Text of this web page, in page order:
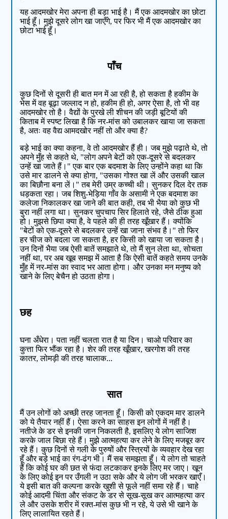
यह आदमखोर मेरा अपना ही बड़ा भाई है। मैं एक आदमखोर का छोटा
भाई हूँ। मुझे दूसरे लोग खा जाएँगे, पर फिर भी मैं एक आदमखोर का
छोटा भाई हूँ।
पाँच
कुछ दिनों से दूसरी ही बात मन में आ रही है, हो सकता है हकीम के
भेस में वह बूढ़ा जल्लाद न हो, हकीम ही हो, अगर ऐसा है, तो भी वह
आदमखोर तो है। वैद्यों के पुरखे ली शीचन की जड़ी बूटियों की
किताब में स्पष्ट लिखा है कि नर-मांस को उबालकर खाया जा सकता
है, अतः वह वैद्य आमदखोर नहीं तो और क्या है?
बड़े भाई का क्या कहना, वे तो आदमखोर हैं ही। जब मुझे पढ़ाते थे, तो
अपने मुँह से कहते थे, "लोग अपने बेटों को एक-दूसरे से बदलकर
उन्हें खा जाते हैं।" एक बार एक बदमाश के लिए उन्होंने कहा था कि
उसे मार डालने से क्या होगा, "उसका गोश्त खा लें और उसकी खाल
का बिछौना बना लें।" तब मेरी उम्र कच्ची थी। सुनकर दिल देर तक
धड़कता रहा। जब शिशु-भेड़िया गाँव के असामी ने एक बदमाश का
कलेजा निकालकर खा जाने की बात कही, तब भी भैया को कुछ भी
बुरा नहीं लगा था। सुनकर चुपचाप सिर हिलाते रहे, जैसे ठीक हुआ
हो। मुझसे छिपा क्या है, वे पहले की ही तरह खूँखार हैं। क्योंकि
"बेटों को एक-दूसरे से बदलकर उन्हें खा जाना संभव है।" तो फिर
हर चीज को बदला जा सकता है, हर किसी को खाया जा सकता है।
उन दिनों भैया जब ऐसी बातें समझाते थे, तो मैं सुन लेता था, सोचता
नहीं था, पर अब खूब समझ में आता है कि ऐसी बातें कहते समय उनके
मुँह में नर-मांस का स्वाद भर आता होगा। और उनका मन मनुष्य को
खाने के लिए बेचैन हो उठता होगा।
छह
घना अँधेरा। पता नहीं चलता रात है या दिन। चाओ परिवार का
कुत्ता फिर भौंक रहा है। शेर की तरह खूँखार, खरगोश की तरह
कातर, लोमड़ी की तरह चालाक...
सात
मैं उन लोगों को अच्छी तरह जानता हूँ। किसी को एकदम मार डालने
को ये तैयार नहीं हैं। ऐसा करने का साहस इन लोगों में नहीं है।
नतीजे के डर से इनकी जान निकलती है, इसलिए ये लोग साजिश
करके जाल बिछा रहे हैं। मुझे आत्महत्या कर लेने के लिए मजबूर कर
रहे हैं। कुछ दिनों से गली के पुरुषों और स्त्रियों के व्यवहार देख रहा
हूँ और बड़े भाई का रंग-ढंग भी। मैं सब समझता हूँ। ये लोग तो चाहते
हैं कि कोई घर की छत से फंदा लटकाकर इनके लिए मर जाए। खून
के लिए कोई इन पर उँगली न उठा सके और ये लोग जी भरकर खाएँ।
ये इसी बात की कल्पना करके खुशी से फूले नहीं समा रहे हैं। चाहे
कोई आदमी चिंता और संकट के डर से सूख-सूख कर आत्महत्या कर
ले और उसके शरीर में रक्त-मांस कुछ भी न रहे, ये उसे भी खाने के
लिए लालायित रहते हैं।